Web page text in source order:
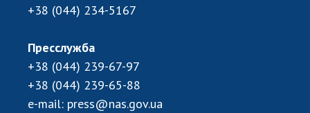
+38 (044) 234-5167
Пресслужба
+38 (044) 239-67-97
+38 (044) 239-65-88
e-mail: press@nas.gov.ua